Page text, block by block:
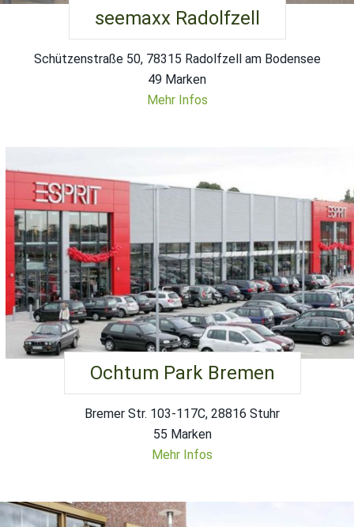
seemaxx Radolfzell
Schützenstraße 50, 78315 Radolfzell am Bodensee
49 Marken
Mehr Infos
Ochtum Park Bremen
Bremer Str. 103-117C, 28816 Stuhr
55 Marken
Mehr Infos